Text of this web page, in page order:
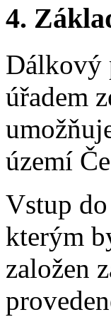
4.
Dálkový
úřadem
území
Vstup
kterým
založen